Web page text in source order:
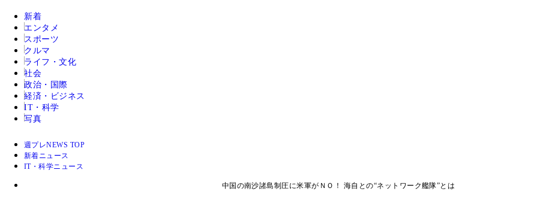
新着
エンタメ
スポーツ
クルマ
ライフ・文化
社会
政治・国際
経済・ビジネス
IT・科学
写真
週プレNEWS TOP
新着ニュース
IT・科学ニュース
中国の南沙諸島制圧に米軍がＮＯ！ 海自との“ネットワーク艦隊”とは